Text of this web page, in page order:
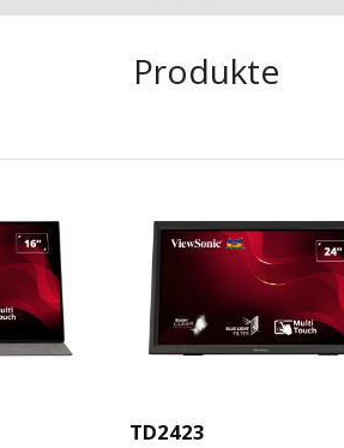
Produkte
TD2423